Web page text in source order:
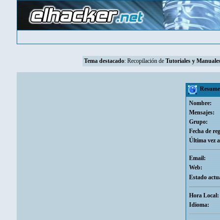
Tema destacado: Recopilación de Tutoriales y
Nombre:
Mensajes:
Grupo:
Fecha de
Última vez
Email:
Web:
Estado
Hora Local:
Idioma: